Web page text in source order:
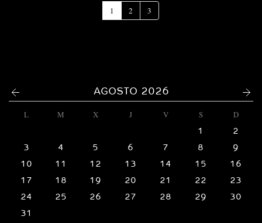
1 (Página
actual)
2 3
AGOSTO 2026
L M X J V S
D
1
2
3
4 5 6 7 8
9
10
11 12 13 14 15
16
17
18 19 20 21 22
23
24
25 26 27 28 29
30
31